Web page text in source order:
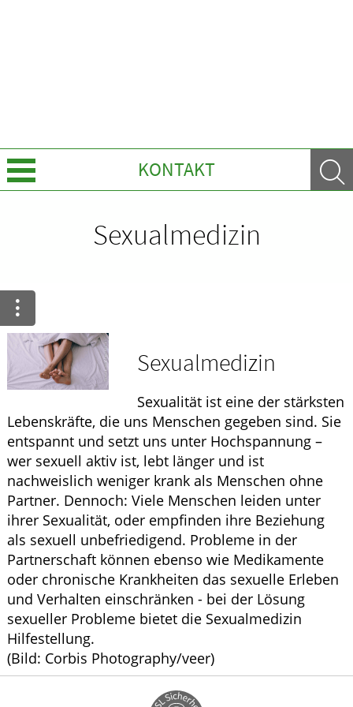
KONTAKT
Ratgeber
Krankheiten & Therapie
ELTERN UND KIND
GESUND IM ALTER
Sexualmedizin
Sexualmedizin
Sexualität ist eine der stärksten
Lebenskräfte, die uns Menschen gegeben sind. Sie
entspannt und setzt uns unter Hochspannung –
wer sexuell aktiv ist, lebt länger und ist
nachweislich weniger krank als Menschen ohne
Partner. Dennoch: Viele Menschen leiden unter
ihrer Sexualität, oder empfinden ihre Beziehung
als sexuell unbefriedigend. Probleme in der
Partnerschaft können ebenso wie Medikamente
oder chronische Krankheiten das sexuelle Erleben
und Verhalten einschränken - bei der Lösung
sexueller Probleme bietet die Sexualmedizin
Hilfestellung.
(Bild: Corbis Photography/veer)